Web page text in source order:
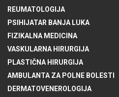
REUMATOLOGIJA
PSIHIJATAR BANJA LUKA
FIZIKALNA MEDICINA
VASKULARNA HIRURGIJA
PLASTIČNA HIRURGIJA
AMBULANTA ZA POLNE BOLESTI
DERMATOVENEROLOGIJA